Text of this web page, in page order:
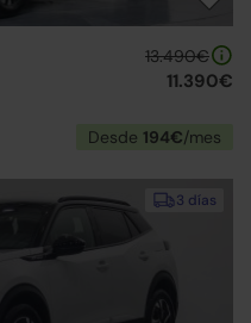
13.490€
11.390€
Desde 194€/mes
3 días